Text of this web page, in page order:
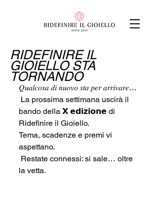
RIDEFINIRE IL
GIOIELLO STA
TORNANDO
𝑄𝑢𝑎𝑙𝑐𝑜𝑠𝑎 𝑑𝑖 𝑛𝑢𝑜𝑣𝑜 𝑠𝑡𝑎 𝑝𝑒𝑟 𝑎𝑟𝑟𝑖𝑣𝑎𝑟𝑒…
La prossima settimana uscirà il
bando della 𝗫 𝗲𝗱𝗶𝘇𝗶𝗼𝗻𝗲 di
Ridefinire il Gioiello.
Tema, scadenze e premi vi
aspettano.
Restate connessi: si sale… oltre
la vetta.